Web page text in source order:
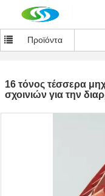
Προϊόντα
16 τόνος τέσσερα
σχοινιών για την